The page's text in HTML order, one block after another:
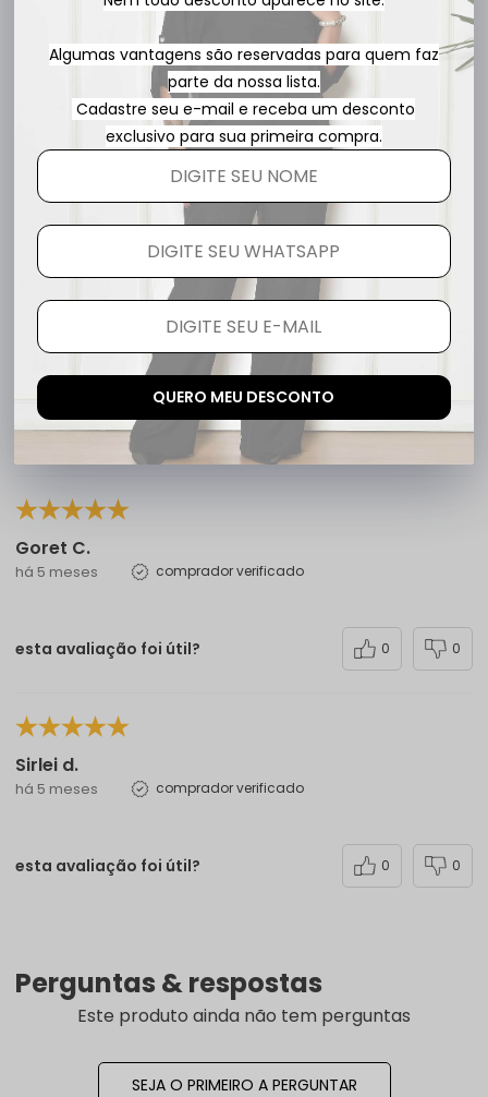
bem no corpo. O acabamento da costura é
excelente.
esta avaliação foi útil?
há 7 meses
Produto maravilhoso. Bom tecido, fresco e bom
caimento. O modelo é lindo
esta avaliação foi útil? 0 0
Goret C.
há 5 meses comprador verificado
esta avaliação foi útil? 0 0
Sirlei d.
há 5 meses comprador verificado
esta avaliação foi útil? 0 0
Perguntas & respostas
Este produto ainda não tem perguntas
SEJA O PRIMEIRO A PERGUNTAR
Algumas vantagens são reservadas para quem faz
parte da nossa lista.
Cadastre seu e-mail e receba um desconto
exclusivo para sua primeira compra.
QUERO MEU DESCONTO